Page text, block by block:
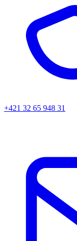
+421 32 65 948 31